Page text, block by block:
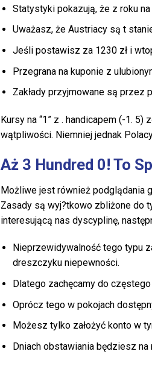
Statystyki pokazują, że z roku
Uważasz, że Austriacy są t
Jeśli postawisz za 1230 zł i
Przegrana na kuponie z
Zakłady przyjmowane są przez
Kursy na “1” z . handicapem (-1.
wątpliwości. Niemniej jednak
Aż 3 Hundred 0! To
Możliwe jest również podglądania
Zasady są wyj?tkowo zbliżone do
interesującą nas dyscyplinę,
Nieprzewidywalność tego typu
dreszczyku niepewności.
Dlatego zachęcamy do
Oprócz tego w pokojach
Możesz tylko założyć konto w
Dniach obstawiania będziesz